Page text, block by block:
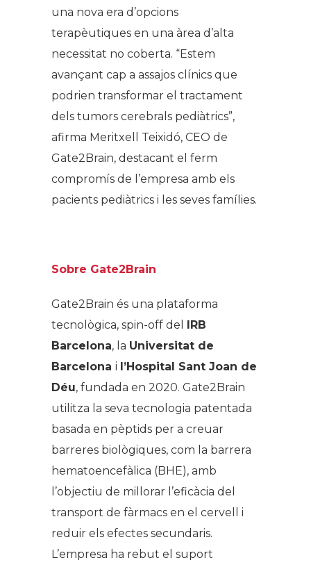
una nova era d’opcions
terapèutiques en una àrea d’alta
necessitat no coberta. “Estem
avançant cap a assajos clínics que
podrien transformar el tractament
dels tumors cerebrals pediàtrics”,
afirma Meritxell Teixidó, CEO de
Gate2Brain, destacant el ferm
compromís de l’empresa amb els
pacients pediàtrics i les seves famílies.
Sobre Gate2Brain
Gate2Brain és una plataforma
tecnològica, spin-off del IRB
Barcelona, la Universitat de
Barcelona i l’Hospital Sant Joan de
Déu, fundada en 2020. Gate2Brain
utilitza la seva tecnologia patentada
basada en pèptids per a creuar
barreres biològiques, com la barrera
hematoencefàlica (BHE), amb
l’objectiu de millorar l’eficàcia del
transport de fàrmacs en el cervell i
reduir els efectes secundaris.
L’empresa ha rebut el suport